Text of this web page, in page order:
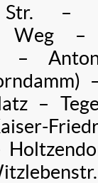
Str. –
Weg
–
–